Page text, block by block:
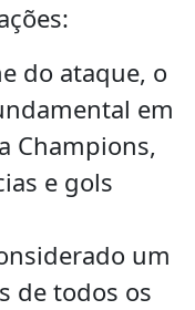
do ataque, o
em
Champions,
e gols
um
de todos os